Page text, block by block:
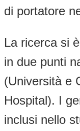
di portatore
La ricerca si
in due punti
(Università e
Hospital). I
inclusi nello